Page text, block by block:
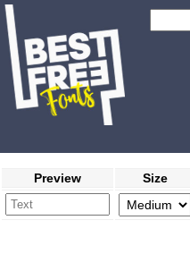
Preview Size